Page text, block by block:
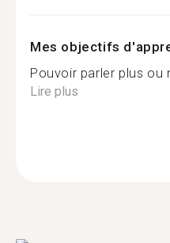
Mes objectifs
Pouvoir parler plus ou
Lire plus